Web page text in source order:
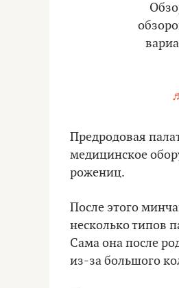
Предродовая
медицинское
рожениц.
После этого
несколько типов
Сама она после
из-за большого